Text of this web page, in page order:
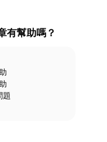
有幫助嗎？
題